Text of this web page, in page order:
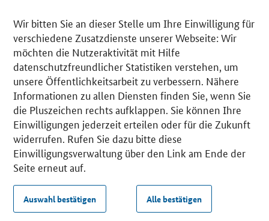
Wir bitten Sie an dieser Stelle um Ihre Einwilligung für
verschiedene Zusatzdienste unserer Webseite: Wir
möchten die Nutzeraktivität mit Hilfe
datenschutzfreundlicher Statistiken verstehen, um
unsere Öffentlichkeitsarbeit zu verbessern. Nähere
Informationen zu allen Diensten finden Sie, wenn Sie
die Pluszeichen rechts aufklappen. Sie können Ihre
Einwilligungen jederzeit erteilen oder für die Zukunft
widerrufen. Rufen Sie dazu bitte diese
Einwilligungsverwaltung über den Link am Ende der
Seite erneut auf.
Auswahl bestätigen Alle bestätigen